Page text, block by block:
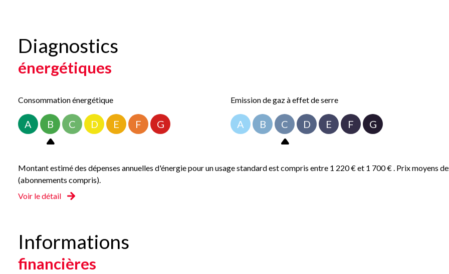
Diagnostics
énergétiques
Consommation énergétique
A B C D E F G
Emission de gaz à effet de serre
A B C D E F G
Montant estimé des dépenses annuelles d'énergie pour un usage standard est compris entre 1 220 € et 1 700 € . Prix moyens
(abonnements compris).
Voir le détail
Informations
financières